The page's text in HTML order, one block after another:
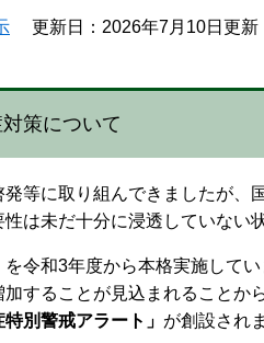
更新日：2026年7月10日更新
策について
等に取り組んできましたが、
は未だ十分に浸透していない
令和3年度から本格実施して
することが見込まれることか
特別警戒アラート」 が創設され